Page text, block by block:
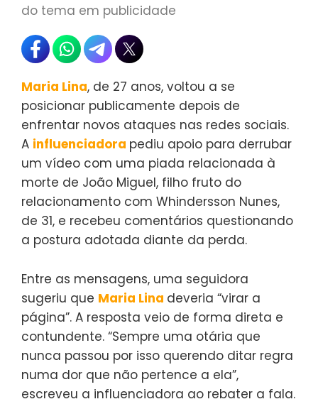
do tema em publicidade
Maria Lina, de 27 anos, voltou a se
posicionar publicamente depois de
enfrentar novos ataques nas redes sociais.
A influenciadora pediu apoio para derrubar
um vídeo com uma piada relacionada à
morte de João Miguel, filho fruto do
relacionamento com Whindersson Nunes,
de 31, e recebeu comentários questionando
a postura adotada diante da perda.
Entre as mensagens, uma seguidora
sugeriu que Maria Lina deveria “virar a
página”. A resposta veio de forma direta e
contundente. “Sempre uma otária que
nunca passou por isso querendo ditar regra
numa dor que não pertence a ela”,
escreveu a influenciadora ao rebater a fala.